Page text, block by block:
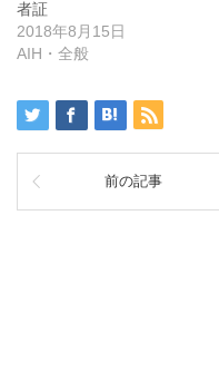
者証
2018年8月15日
AIH・全般
前の記事